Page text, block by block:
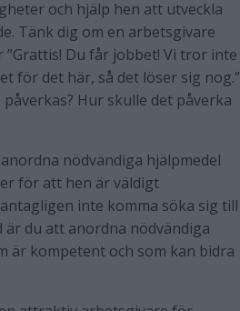
och hjälp hen att utveckla
Tänk dig om en arbetsgivare
Du får jobbet! Vi tror inte
för det här, så det löser sig nog.”
Hur skulle det påverka
nödvändiga hjälpmedel
för att hen är väldigt
inte komma söka sig till
är du att anordna nödvändiga
är kompetent och som kan bidra